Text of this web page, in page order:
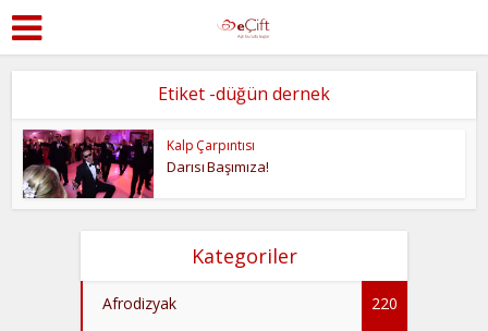
Etiket -düğün dernek
Kalp Çarpıntısı
Darısı Başımıza!
Kategoriler
Afrodizyak 220